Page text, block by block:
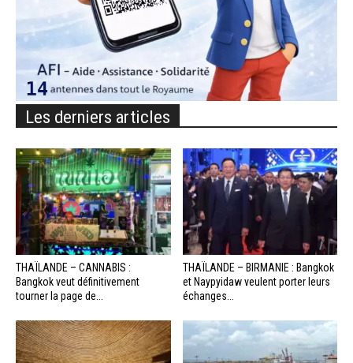
Les derniers articles
THAÏLANDE – CANNABIS :
Bangkok veut définitivement
tourner la page de...
THAÏLANDE – BIRMANIE : Bangkok
et Naypyidaw veulent porter leurs
échanges...